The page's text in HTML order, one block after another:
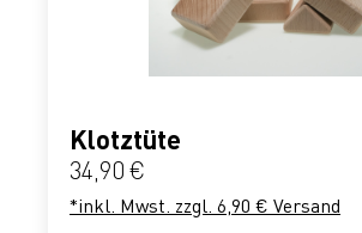
Klotztüte
Regulärer Preis:
34,90 €
*inkl. Mwst. zzgl. 6,90 € Versand